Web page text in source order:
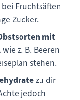
bei Fruchtsäften
Zucker.
mit
wie z. B. Beeren
stehen.
zu dir
jedoch